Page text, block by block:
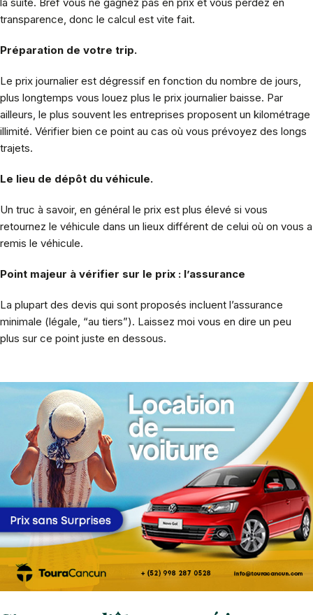
transparence, donc le calcul est vite fait.
Préparation de votre trip.
Le prix journalier est dégressif en fonction du nombre de jours,
plus longtemps vous louez plus le prix journalier baisse. Par
ailleurs, le plus souvent les entreprises proposent un kilométrage
illimité. Vérifier bien ce point au cas où vous prévoyez des longs
trajets.
Le lieu de dépôt du véhicule.
Un truc à savoir, en général le prix est plus élevé si vous
retournez le véhicule dans un lieux différent de celui où on vous a
remis le véhicule.
Point majeur à vérifier sur le prix : l’assurance
La plupart des devis qui sont proposés incluent l’assurance
minimale (légale, “au tiers”). Laissez moi vous en dire un peu
plus sur ce point juste en dessous.